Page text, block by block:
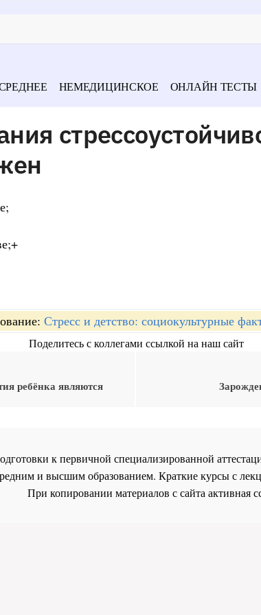
НЕМЕДИЦИНСКОЕ ОНЛАЙН ТЕСТЫ
Стресс и детство: социокультурные
Поделитесь с коллегами ссылкой на наш сайт
ребёнка являются
к первичной специализированной
и высшим образованием. Краткие курсы с
При копировании материалов с сайта активная